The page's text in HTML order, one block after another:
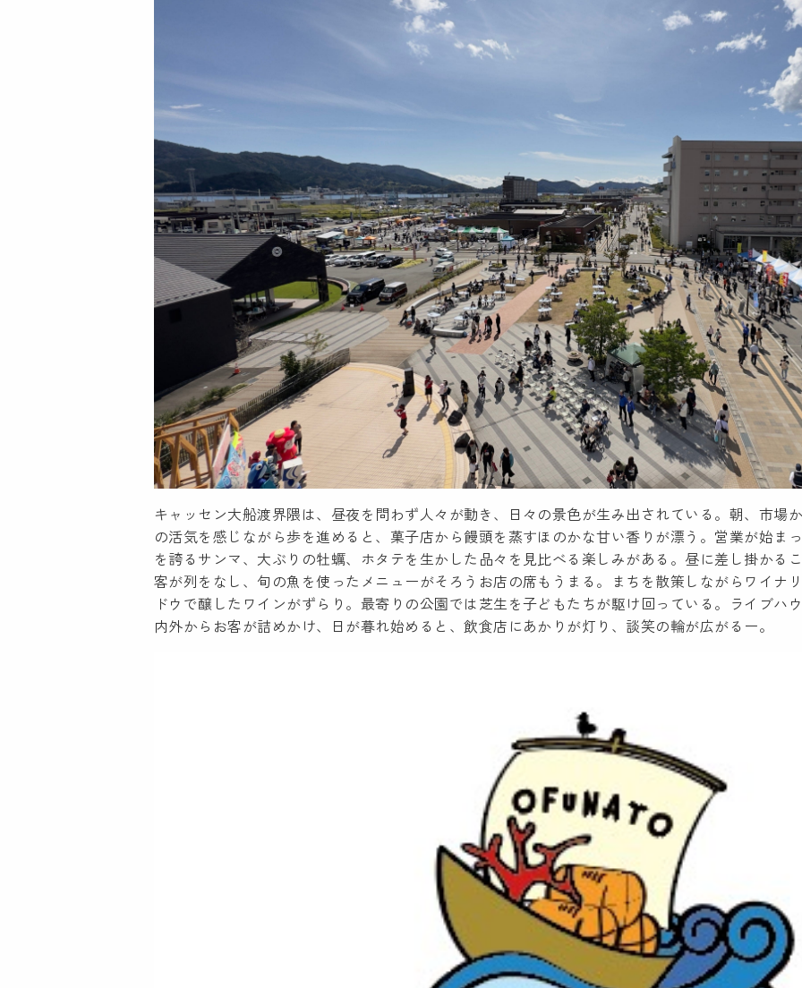
キャッセン大船渡界隈は、昼夜を問わず人々が動き、日々の景色が生み出されている。朝、市場
の活気を感じながら歩を進めると、菓子店から饅頭を蒸すほのかな甘い香りが漂う。営業が始ま
を誇るサンマ、大ぶりの牡蠣、ホタテを生かした品々を見比べる楽しみがある。昼に差し掛かる
客が列をなし、旬の魚を使ったメニューがそろうお店の席もうまる。まちを散策しながらワイナ
ドウで醸したワインがずらり。最寄りの公園では芝生を子どもたちが駆け回っている。ライブハ
内外からお客が詰めかけ、日が暮れ始めると、飲食店にあかりが灯り、談笑の輪が広がるー。